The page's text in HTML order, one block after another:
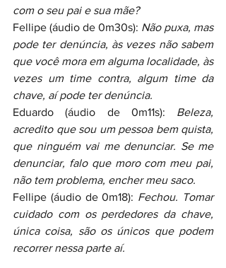
com o seu pai e sua mãe?
Fellipe (áudio de 0m30s): Não puxa, mas
pode ter denúncia, às vezes não sabem
que você mora em alguma localidade, às
vezes um time contra, algum time da
chave, aí pode ter denúncia.
Eduardo (áudio de 0m11s): Beleza,
acredito que sou um pessoa bem quista,
que ninguém vai me denunciar. Se me
denunciar, falo que moro com meu pai,
não tem problema, encher meu saco.
Fellipe (áudio de 0m18): Fechou. Tomar
cuidado com os perdedores da chave,
única coisa, são os únicos que podem
recorrer nessa parte aí.